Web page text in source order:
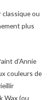
classique ou
plus
d’Annie
couleurs de
Wax (ou